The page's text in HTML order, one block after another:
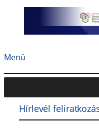
Menü
Hírlevél